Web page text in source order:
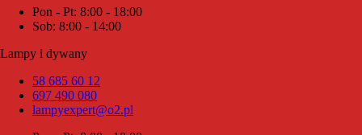
Pon - Pt: 8:00 - 18:00
Sob: 8:00 - 14:00
Lampy i dywany
58 685 60 12
697 490 080
lampyexpert@o2.pl